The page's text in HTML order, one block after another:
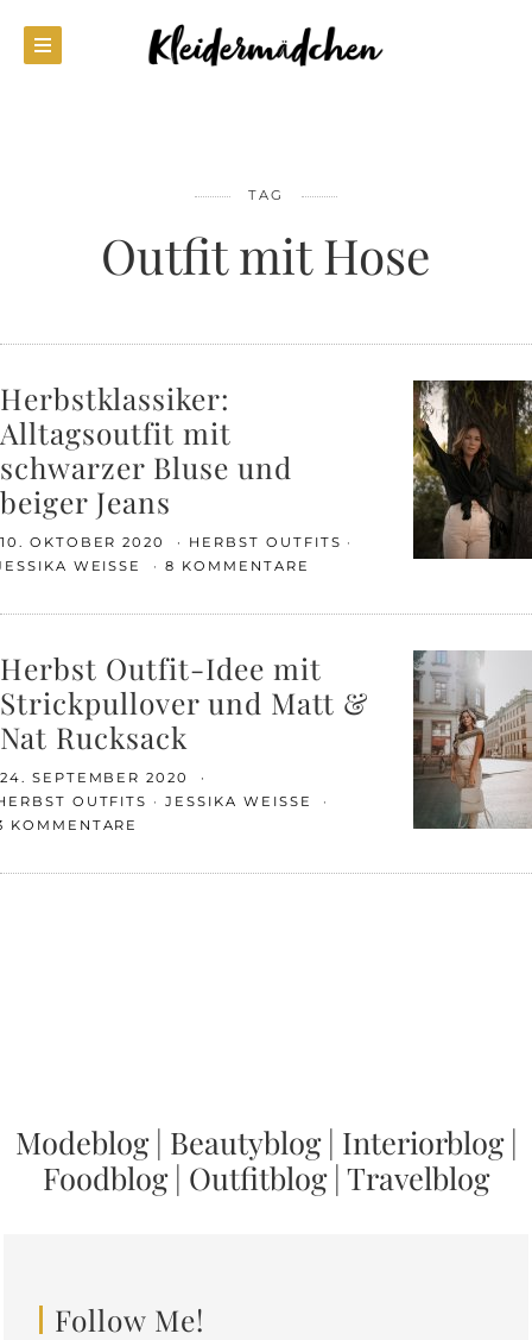
TAG
Outfit mit Hose
Herbstklassiker:
Alltagsoutfit mit
schwarzer Bluse und
beiger Jeans
10. OKTOBER 2020
HERBST OUTFITS
WEISSE
8 KOMMENTARE
Herbst Outfit-Idee mit
Strickpullover und Matt &
Nat Rucksack
24. SEPTEMBER 2020
OUTFITS
JESSIKA WEISSE
KOMMENTARE
Modeblog| Beautyblog| Interiorblog|
Foodblog| Outfitblog| Travelblog
Follow Me!